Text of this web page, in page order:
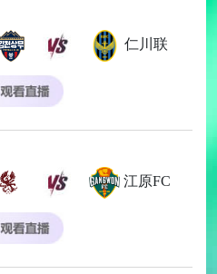
仁川联
江原FC